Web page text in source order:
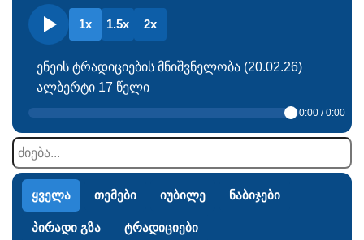
1x 1.5x 2x
ენეის ტრადიციების მნიშვნელობა (20.02.26)
ალბერტი 17 წელი
0:00 / 0:00
ყველა თემები იუბილე ნაბიჯები
პირადი გზა ტრადიციები